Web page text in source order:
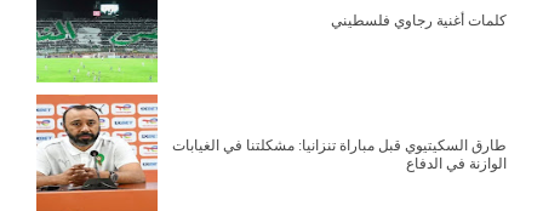
كلمات أغنية رجاوي فلسطيني
طارق السكيتيوي قبل مباراة تنزانيا: مشكلتنا في الغيابات
الوازنة في الدفاع